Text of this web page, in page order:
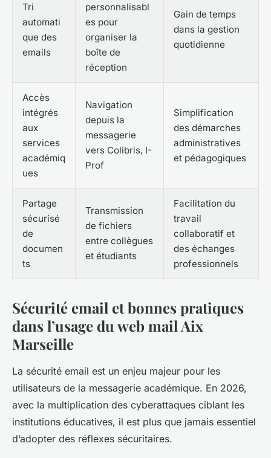
Tri
automati
que des
emails
personnalisabl
es pour
organiser la
boîte de
réception
Gain de temps
dans la gestion
quotidienne
Accès
intégrés
aux
services
académiq
ues
Navigation
depuis la
messagerie
vers Colibris, I-
Prof
Simplification
des démarches
administratives
et pédagogiques
Partage
sécurisé
de
documen
ts
Transmission
de fichiers
entre collègues
et étudiants
Facilitation du
travail
collaboratif et
des échanges
professionnels
Sécurité email et bonnes pratiques
dans l’usage du web mail Aix
Marseille
La sécurité email est un enjeu majeur pour les
utilisateurs de la messagerie académique. En 2026,
avec la multiplication des cyberattaques ciblant les
institutions éducatives, il est plus que jamais essentiel
d’adopter des réflexes sécuritaires.